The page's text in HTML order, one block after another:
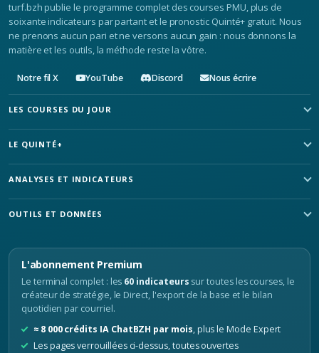
turf.bzh publie le programme complet des courses PMU, plus de
soixante indicateurs par partant et le pronostic Quinté+ gratuit. Nous
ne prenons aucun pari et ne versons aucun gain : nous donnons la
matière et les outils, la méthode reste la vôtre.
Notre fil X YouTube Discord Nous écrire
LES COURSES DU JOUR
LE QUINTÉ+
ANALYSES ET INDICATEURS
OUTILS ET DONNÉES
L'abonnement Premium
Le terminal complet : les 60 indicateurs sur toutes les courses, le
créateur de stratégie, le Direct, l'export de la base et le bilan
quotidien par courriel.
≈ 8 000 crédits IA ChatBZH par mois, plus le Mode Expert
Les pages verrouillées ci-dessus, toutes ouvertes